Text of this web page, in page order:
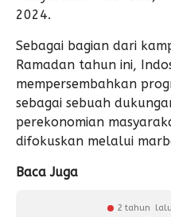
2024.
Sebagai bagian dari
Ramadan tahun ini,
mempersembahkan
sebagai sebuah
perekonomian
difokuskan melalui
Baca Juga
2 tahun